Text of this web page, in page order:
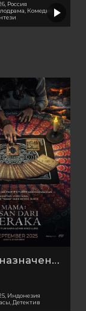
Россия
Комедия,
Пункт назначения: Таро
Индонезия
Детектив